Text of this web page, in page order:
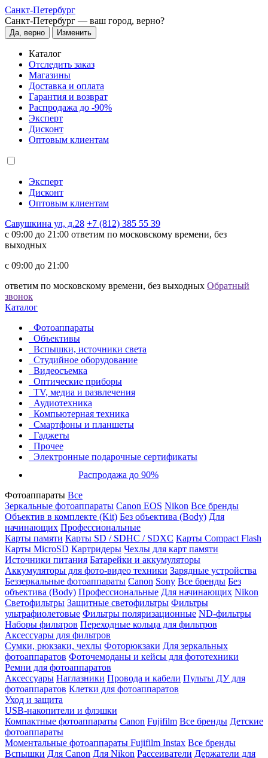
Санкт-Петербург
Санкт-Петербург — ваш город, верно?
Да, верно Изменить
Каталог
Отследить заказ
Магазины
Доставка и оплата
Гарантия и возврат
Распродажа до -90%
Эксперт
Дисконт
Оптовым клиентам
Эксперт
Дисконт
Оптовым клиентам
Савушкина ул, д.28 +7 (812) 385 55 39
c 09:00 до 21:00 ответим по московскому времени, без
выходных
c 09:00 до 21:00
ответим по московскому времени, без выходных Обратный
звонок
Каталог
Фотоаппараты
Объективы
Вспышки, источники света
Студийное оборудование
Видеосъемка
Оптические приборы
TV, медиа и развлечения
Аудиотехника
Компьютерная техника
Смартфоны и планшеты
Гаджеты
Прочее
Электронные подарочные сертификаты
Распродажа до 90%
Фотоаппараты Все
Зеркальные фотоаппараты Canon EOS Nikon Все бренды
Объектив в комплекте (Kit) Без объектива (Body) Для
начинающих Профессиональные
Карты памяти Карты SD / SDHC / SDXC Карты Compact Flash
Карты MicroSD Картридеры Чехлы для карт памяти
Источники питания Батарейки и аккумуляторы
Аккумуляторы для фото-видео техники Зарядные устройства
Беззеркальные фотоаппараты Canon Sony Все бренды Без
объектива (Body) Профессиональные Для начинающих Nikon
Светофильтры Защитные светофильтры Фильтры
ультрафиолетовые Фильтры поляризационные ND-фильтры
Наборы фильтров Переходные кольца для фильтров
Аксессуары для фильтров
Сумки, рюкзаки, чехлы Фоторюкзаки Для зеркальных
фотоаппаратов Фоточемоданы и кейсы для фототехники
Ремни для фотоаппаратов
Аксессуары Наглазники Провода и кабели Пульты ДУ для
фотоаппаратов Клетки для фотоаппаратов
Уход и защита
USB-накопители и флэшки
Компактные фотоаппараты Canon Fujifilm Все бренды Детские
фотоаппараты
Моментальные фотоаппараты Fujifilm Instax Все бренды
Вспышки Для Canon Для Nikon Рассеиватели Держатели для